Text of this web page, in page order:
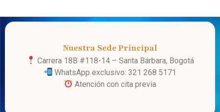
Nuestra Sede Principal
Carrera 18B #118-14 – Santa Bárbara, Bogotá
WhatsApp exclusivo: 321 268 5171
Atención con cita previa